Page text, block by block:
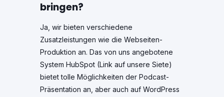
bringen?
Ja, wir bieten verschiedene
Zusatzleistungen wie die Webseiten-
Produktion an. Das von uns angebotene
System HubSpot (Link auf unsere Siete)
bietet tolle Möglichkeiten der Podcast-
Präsentation an, aber auch auf WordPress